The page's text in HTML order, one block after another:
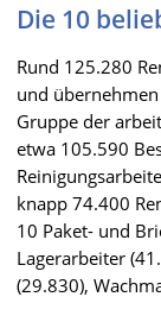
Die 10
Rund 125.280
und
Gruppe der
etwa 105.590
knapp 74.400
10 Paket- und
Lagerarbeiter
(29.830),